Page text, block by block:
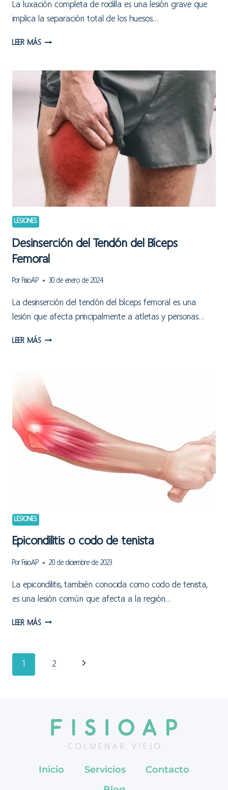
La luxación completa de rodilla es una lesión grave que
implica la separación total de los huesos…
LEER MÁSLUXACIÓN
RODILLA
LESIONES
Desinserción del Tendón del Bíceps
Femoral
Por FisioAP 30 de enero de 2024
La desinserción del tendón del bíceps femoral es una
lesión que afecta principalmente a atletas y personas…
LEER MÁSDESINSERCIÓN
BÍCEPS
FEMORAL
LESIONES
Epicondilitis o codo de tenista
Por FisioAP 20 de diciembre de 2023
La epicondilitis, también conocida como codo de tenista,
es una lesión común que afecta a la región…
LEER MÁSEPICONDILITIS
TENISTA
Navegación
1 2 Siguiente
Inicio Servicios
Contacto